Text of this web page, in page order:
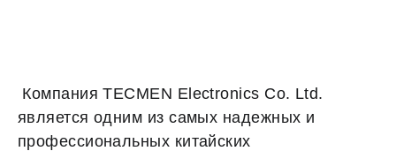
Компания TECMEN Electronics Co. Ltd.
является одним из самых надежных и
профессиональных китайских